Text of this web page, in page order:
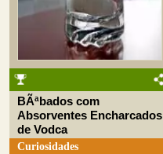
BÃªbados com
Absorventes Encharcados
de Vodca
Curiosidades